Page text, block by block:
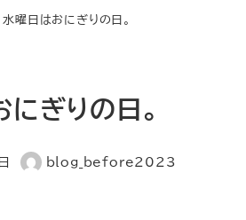
水曜日はおにぎりの日。
ぎりの日。
著
blog_before2023